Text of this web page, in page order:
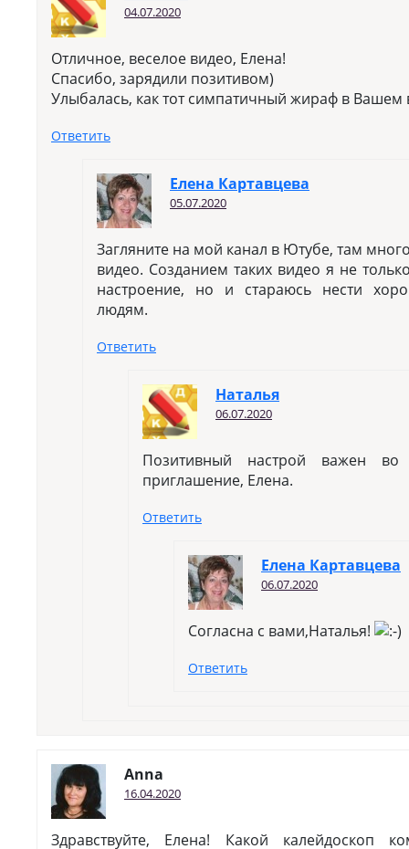
04.07.2020
Отличное, веселое видео, Елена!
Спасибо, зарядили позитивом)
Улыбалась, как тот симпатичный жираф в Вашем
Ответить
Елена Картавцева
05.07.2020
Загляните на мой канал в Ютубе, там
видео. Созданием таких видео я не
настроение, но и стараюсь нести
людям.
Ответить
Наталья
06.07.2020
Позитивный настрой важен
приглашение, Елена.
Ответить
Елена Картавцева
06.07.2020
Согласна с вами,Наталья!
Ответить
Anna
16.04.2020
Здравствуйте, Елена! Какой калейдоскоп